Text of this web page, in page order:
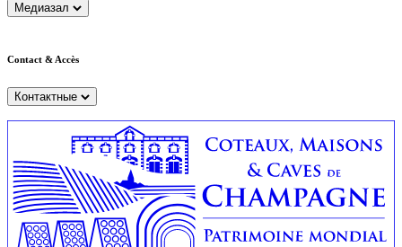
Медиазал
Contact & Accès
Контактные